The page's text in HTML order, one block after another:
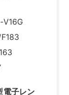
電子レン